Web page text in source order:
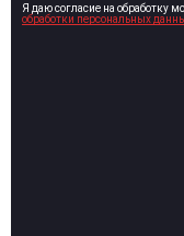
Я даю согласие на обработку
обработки персональных